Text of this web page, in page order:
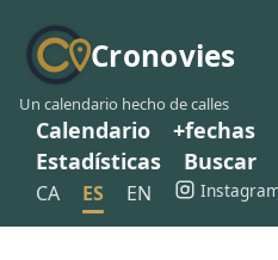
Cronovies
Un calendario hecho de calles
Calendario +fechas
Estadísticas
Buscar
CA ES EN